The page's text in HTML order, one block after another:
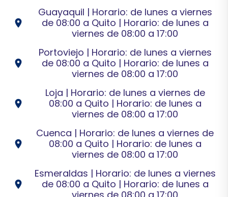
location_on
Guayaquil | Horario: de lunes a viernes
de 08:00 a Quito | Horario: de lunes a
viernes de 08:00 a 17:00
location_on
Portoviejo | Horario: de lunes a viernes
de 08:00 a Quito | Horario: de lunes a
viernes de 08:00 a 17:00
location_on
Loja | Horario: de lunes a viernes de
08:00 a Quito | Horario: de lunes a
viernes de 08:00 a 17:00
location_on
Cuenca | Horario: de lunes a viernes de
08:00 a Quito | Horario: de lunes a
viernes de 08:00 a 17:00
location_on
Esmeraldas | Horario: de lunes a viernes
de 08:00 a Quito | Horario: de lunes a